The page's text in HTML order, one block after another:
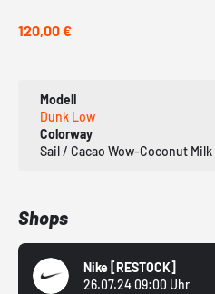
120,00 €
Modell
Dunk Low
Colorway
Sail / Cacao Wow-Coconut Milk
Shops
Nike [RESTOCK]
26.07.24 09:00 Uhr